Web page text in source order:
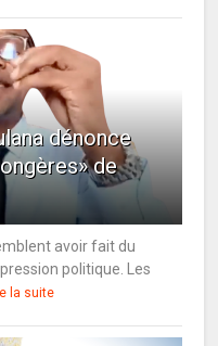
dénonce
de
avoir fait du
politique. Les
la suite